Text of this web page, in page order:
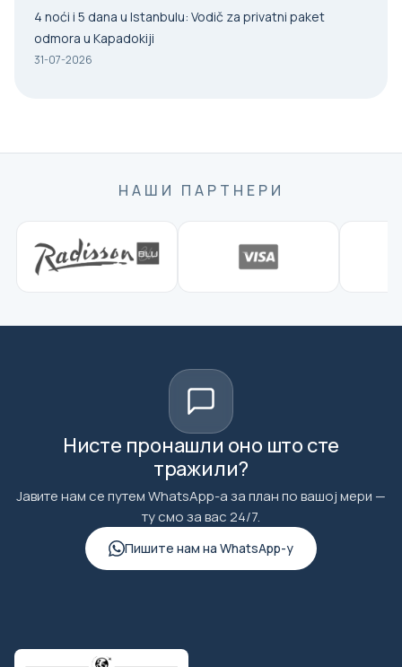
4 noći i 5 dana u Istanbulu: Vodič za privatni paket
odmora u Kapadokiji
31-07-2026
НАШИ ПАРТНЕРИ
Нисте пронашли оно што сте
тражили?
Јавите нам се путем WhatsApp-а за план по вашој мери —
ту смо за вас 24/7.
Пишите нам на WhatsApp-у